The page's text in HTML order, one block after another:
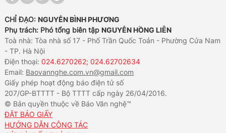
CHỈ ĐẠO: NGUYỄN BÌNH PHƯƠNG
Phụ trách: Phó tổng biên tập NGUYỄN HỒNG LIÊN
Toà nhà: Tòa nhà số 17 - Phố Trần Quốc Toản - Phường Cửa Nam
- TP. Hà Nội
Điện thoại:024.6270262; 024.62702634
Email: Baovannghe.com.vn@gmail.com
Giấy phép hoạt động báo điện tử số
207/GP-BTTTT - Bộ TTTT cấp ngày 26/04/2016.
© Bản quyền thuộc về Báo Văn nghệ™
ĐẶT BÁO GIẤY
HƯỚNG DẪN CÔNG TÁC